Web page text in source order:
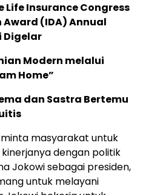
Life Insurance Congress
(IDA) Annual
Digelar
Modern melalui
Home”
dan Sastra Bertemu
masyarakat untuk
dengan politik
Jokowi sebagai presiden,
untuk melayani